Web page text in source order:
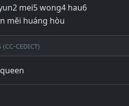
mei5 wong4 hau6
měi huáng hòu
CEDICT)